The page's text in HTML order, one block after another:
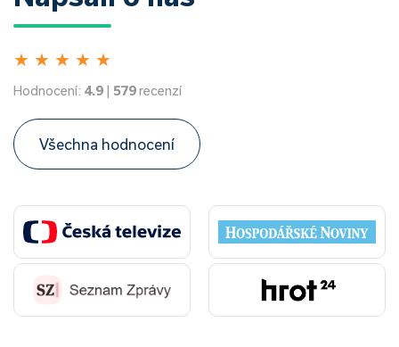
★ ★ ★ ★ ★
Hodnocení: 4.9 | 579recenzí
Všechna hodnocení